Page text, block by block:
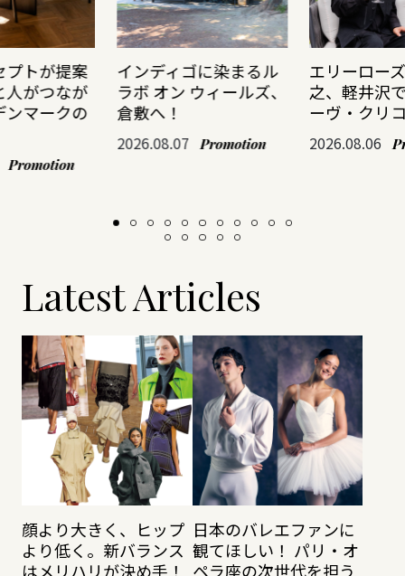
プトが提案
人がつなが
ンマークの
Promotion
インディゴに染まるル
ラボ オン ウィールズ、
倉敷へ！
2026.08.07 Promotion
エリーロー
之、軽井沢
ーヴ・クリ
2026.08.06
Latest Articles
顔より大きく、ヒップ
より低く。新バランス
はメリハリが決め手！
日本のバレエファンに
観てほしい！ パリ・オ
ペラ座の次世代を担う